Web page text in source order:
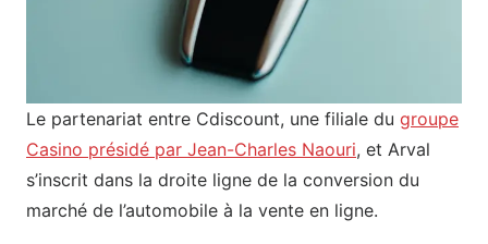
Le partenariat entre Cdiscount, une filiale du groupe
Casino présidé par Jean-Charles Naouri, et Arval
s’inscrit dans la droite ligne de la conversion du
marché de l’automobile à la vente en ligne.